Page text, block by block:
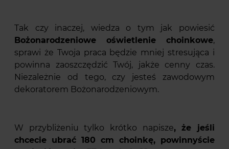
Tak czy inaczej, wiedza o tym jak powiesić
Bożonarodzeniowe oświetlenie choinkowe,
sprawi że Twoja praca będzie mniej stresująca i
powinna zaoszczędzić Twój, jakże cenny czas.
Niezależnie od tego, czy jesteś zawodowym
dekoratorem Bożonarodzeniowym.
W przybliżeniu tylko krótko napisze, że jeśli
chcecie ubrać 180 cm choinkę, powinnyście